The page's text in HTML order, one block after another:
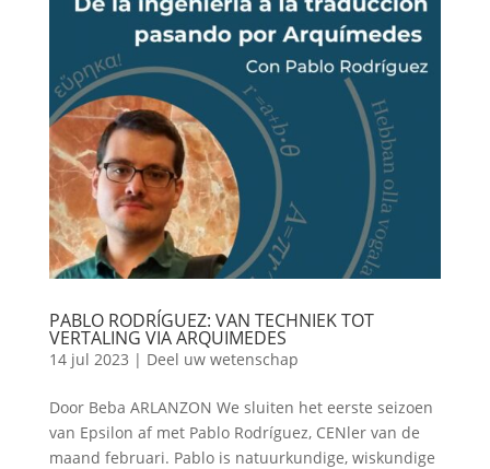
PABLO RODRÍGUEZ: VAN TECHNIEK TOT
VERTALING VIA ARQUIMEDES
14 jul 2023 | Deel uw wetenschap
Door Beba ARLANZON We sluiten het eerste seizoen
van Epsilon af met Pablo Rodríguez, CENler van de
maand februari. Pablo is natuurkundige, wiskundige